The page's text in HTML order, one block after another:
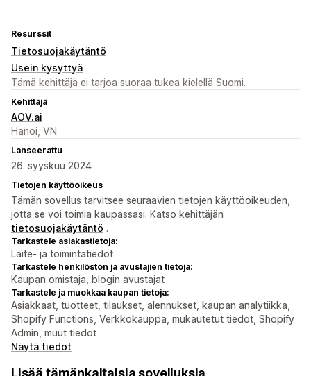
Resurssit
Tietosuojakäytäntö
Usein kysyttyä
Tämä kehittäjä ei tarjoa suoraa tukea kielellä Suomi.
Kehittäjä
AOV.ai
Hanoi, VN
Lanseerattu
26. syyskuu 2024
Tietojen käyttöoikeus
Tämän sovellus tarvitsee seuraavien tietojen käyttöoikeuden,
jotta se voi toimia kaupassasi. Katso kehittäjän
tietosuojakäytäntö .
Tarkastele asiakastietoja:
Laite- ja toimintatiedot
Tarkastele henkilöstön ja avustajien tietoja:
Kaupan omistaja, blogin avustajat
Tarkastele ja muokkaa kaupan tietoja:
Asiakkaat, tuotteet, tilaukset, alennukset, kaupan analytiikka,
Shopify Functions, Verkkokauppa, mukautetut tiedot, Shopify
Admin, muut tiedot
Näytä tiedot